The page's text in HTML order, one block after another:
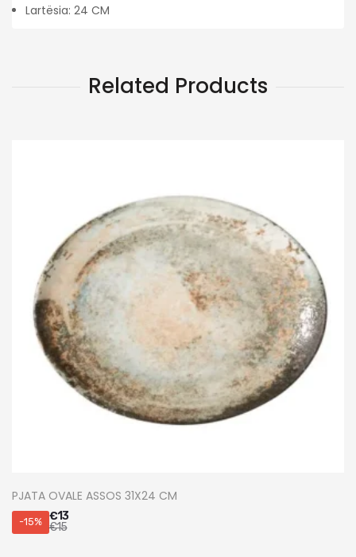
Lartësia: 24 CM
Related Products
PJATA OVALE ASSOS 31X24 CM
-15% €13
€15